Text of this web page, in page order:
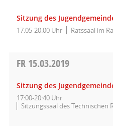
Sitzung des
17:05-20:00 Uhr Ratssaal im
FR 15.03.2019
Sitzung des
17:00-20:40 Uhr
Sitzungssaal des Technischen